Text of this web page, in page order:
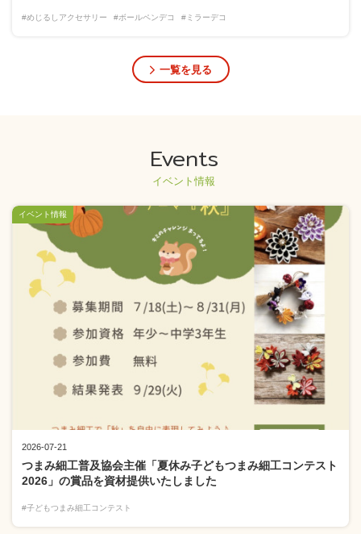
#めじるしアクセサリー #ボールペンデコ #ミラーデコ
一覧を見る
Events
イベント情報
2026-07-21
つまみ細工普及協会主催「夏休み子どもつまみ細工コンテスト
2026」の賞品を資材提供いたしました
#子どもつまみ細工コンテスト
イベント情報